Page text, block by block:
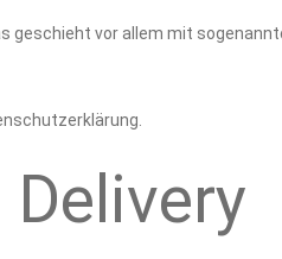
geschieht vor allem mit